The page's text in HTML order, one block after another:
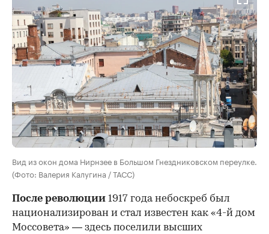
Вид из окон дома Нирнзее в Большом Гнездниковском переулке.
(Фото: Валерия Калугина / ТАСС)
После революции 1917 года небоскреб был
национализирован и стал известен как «4-й дом
Моссовета» — здесь поселили высших